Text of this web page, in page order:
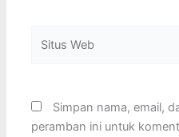
Web
Simpan nama, email,
peramban ini untuk